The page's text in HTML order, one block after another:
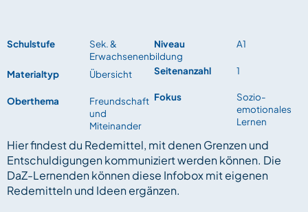
Schulstufe
Sek. &
Erwachsenenbildung
Materialtyp
Übersicht
Oberthema
Freundschaft
und
Miteinander
Niveau A1
Seitenanzahl 1
Fokus
Sozio-
emotionales
Lernen
Hier findest du Redemittel, mit denen Grenzen und
Entschuldigungen kommuniziert werden können. Die
DaZ-Lernenden können diese Infobox mit eigenen
Redemitteln und Ideen ergänzen.